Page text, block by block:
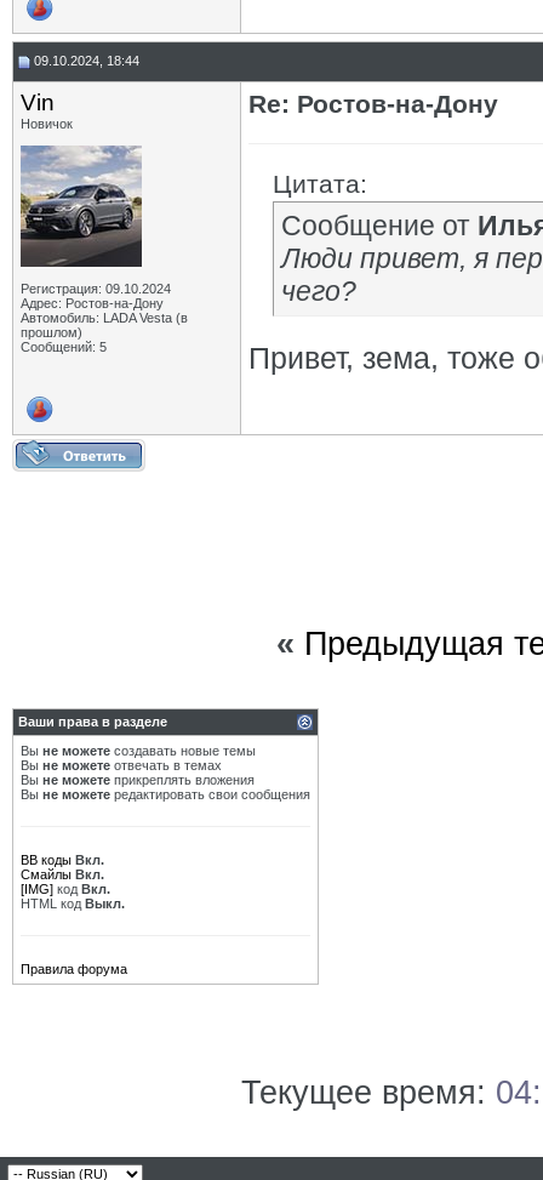
09.10.2024, 18:44
Vin
Новичок
Регистрация: 09.10.2024
Адрес: Ростов-на-Донy
Автомобиль: LADA Vesta (в
прошлом)
Сообщений: 5
Re: Ростов-на-Дону
Цитата:
Сообщение от
Люди привет, я
чего?
Привет, зема, тоже
« Предыдущая
Ваши права в разделе
Вы не можете создавать новые темы
Вы не можете отвечать в темах
Вы не можете прикреплять вложения
Вы не можете редактировать свои сообщения
BB коды Вкл.
Смайлы Вкл.
[IMG] код Вкл.
HTML код Выкл.
Правила форума
Текущее время: